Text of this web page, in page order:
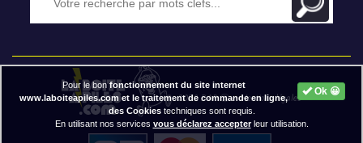
2020 BAP ⓒ - Mentions légales
Ok 😀
Pour le bonfonctionnement du site internet
www.laboiteapiles.com et le traitement de commande en ligne,
des Cookiestechniques sont requis.
En utilisant nos services vous déclarez accepterleur utilisation.